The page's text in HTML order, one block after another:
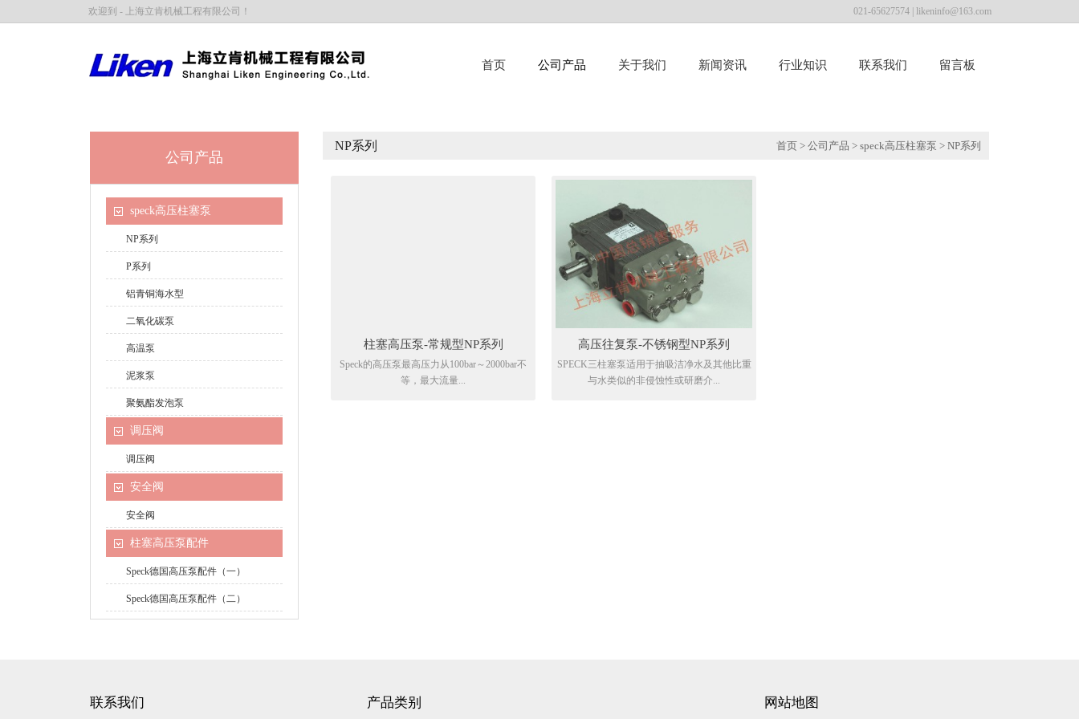
欢迎到 - 上海立肯机械工程有限公司！ 021-65627574 | likeninfo@163.com
首页 公司产品 关于我们 新闻资讯 行业知识 联系我们 留言板
公司产品
speck高压柱塞泵
NP系列
P系列
铝青铜海水型
二氧化碳泵
高温泵
泥浆泵
聚氨酯发泡泵
调压阀
调压阀
安全阀
安全阀
柱塞高压泵配件
Speck德国高压泵配件（一）
Speck德国高压泵配件（二）
NP系列 首页 > 公司产品 > speck高压柱塞泵 > NP系列
柱塞高压泵-常规型NP系列
Speck的高压泵最高压力从100bar～2000bar不
等，最大流量...
高压往复泵-不锈钢型NP系列
SPECK三柱塞泵适用于抽吸洁净水及其他比重
与水类似的非侵蚀性或研磨介...
联系我们 产品类别 网站地图